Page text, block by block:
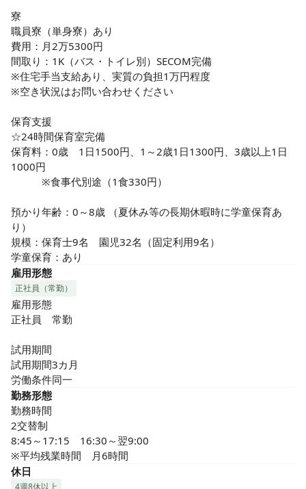
寮
職員寮（単身寮）あり
費用：月2万5300円
間取り：1K（バス・トイレ別）SECOM完備
※住宅手当支給あり、実質の負担1万円程度
※空き状況はお問い合わせください
保育支援
☆24時間保育室完備
保育料：0歳　1日1500円、1～2歳1日1300円、3歳以上1日
1000円
※食事代別途（1食330円）
預かり年齢：0～8歳 （夏休み等の長期休暇時に学童保育あ
り）
規模：保育士9名　園児32名（固定利用9名）
学童保育：あり
雇用形態
正社員（常勤）
雇用形態
正社員　常勤
試用期間
試用期間3カ月
労働条件同一
勤務形態
勤務時間
2交替制
8:45～17:15　16:30～翌9:00
※平均残業時間　月6時間
休日
4週8休以上